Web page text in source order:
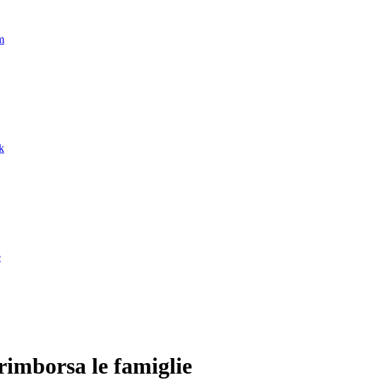
le famiglie